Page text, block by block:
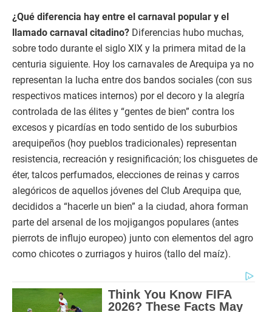
¿Qué diferencia hay entre el carnaval popular y el
llamado carnaval citadino? Diferencias hubo muchas,
sobre todo durante el siglo XIX y la primera mitad de la
centuria siguiente. Hoy los carnavales de Arequipa ya no
representan la lucha entre dos bandos sociales (con sus
respectivos matices internos) por el decoro y la alegría
controlada de las élites y “gentes de bien” contra los
excesos y picardías en todo sentido de los suburbios
arequipeños (hoy pueblos tradicionales) representan
resistencia, recreación y resignificación; los chisguetes de
éter, talcos perfumados, elecciones de reinas y carros
alegóricos de aquellos jóvenes del Club Arequipa que,
decididos a “hacerle un bien” a la ciudad, ahora forman
parte del arsenal de los mojigangos populares (antes
pierrots de influjo europeo) junto con elementos del agro
como chicotes o zurriagos y huiros (tallo del maíz).